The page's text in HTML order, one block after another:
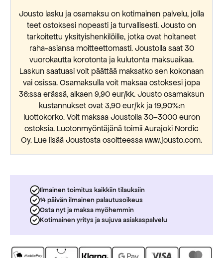
Jousto lasku ja osamaksu on kotimainen palvelu, jolla
teet ostoksesi nopeasti ja turvallisesti. Jousto on
tarkoitettu yksityishenkilöille, jotka ovat hoitaneet
raha-asiansa moitteettomasti. Joustolla saat 30
vuorokautta korotonta ja kulutonta maksuaikaa.
Laskun saatuasi voit päättää maksatko sen kokonaan
vai osissa. Osamaksulla voit maksaa ostoksesi jopa
36:ssa erässä, alkaen 9,90 eur/kk. Jousto osamaksun
kustannukset ovat 3,90 eur/kk ja 19,90%:n
luottokorko. Voit maksaa Joustolla 30–3000 euron
ostoksia. Luotonmyöntäjänä toimii Aurajoki Nordic
Oy. Lue lisää Joustosta osoitteessa www.jousto.com.
Ilmainen toimitus kaikkiin tilauksiin
14 päivän ilmainen palautusoikeus
Osta nyt ja maksa myöhemmin
Kotimainen yritys ja sujuva asiakaspalvelu